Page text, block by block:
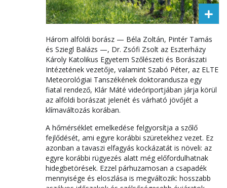
Három alföldi borász — Béla Zoltán, Pintér Tamás
és Sziegl Balázs —, Dr. Zsófi Zsolt az Eszterházy
Károly Katolikus Egyetem Szőlészeti és Borászati
Intézetének vezetője, valamint Szabó Péter, az ELTE
Meteorológiai Tanszékének doktorandusza egy
fiatal rendező, Klár Máté videóriportjában járja körül
az alföldi borászat jelenét és várható jövőjét a
klímaváltozás korában.
A hőmérséklet emelkedése felgyorsítja a szőlő
fejlődését, ami egyre korábbi szüretekhez vezet. Ez
azonban a tavaszi elfagyás kockázatát is növeli: az
egyre korábbi rügyezés alatt még előfordulhatnak
hidegbetörések. Ezzel párhuzamosan a csapadék
mennyisége és eloszlása is megváltozik: hosszabb